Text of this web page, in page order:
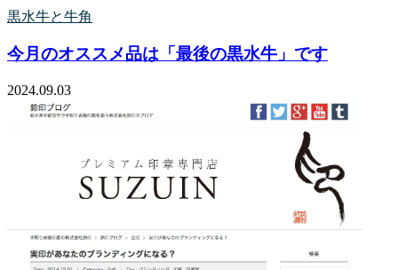
黒水牛と牛角
今月のオススメ品は「最後の黒水牛」です
2024.09.03